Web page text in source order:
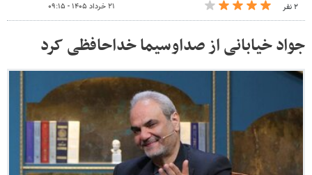
۲ نفر ۲۱ خرداد ۱۴۰۵ - ۰۹:۱۵
جواد خیابانی از صداوسیما خداحافظی کرد